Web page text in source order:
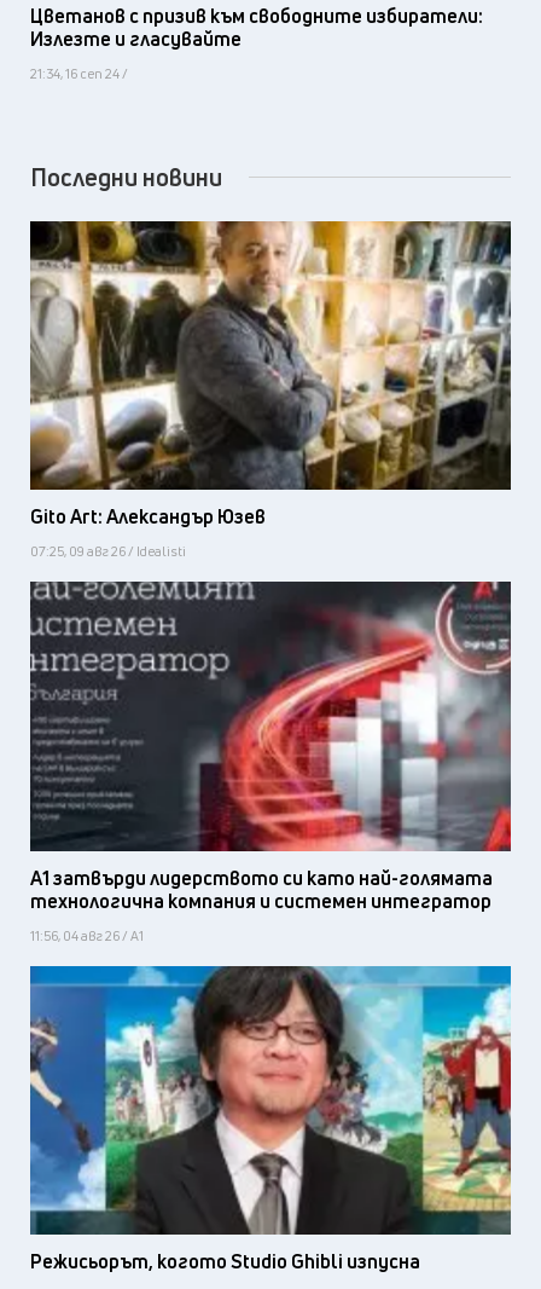
Цветанов с призив към свободните избиратели:
Излезте и гласувайте
21:34, 16 сеп 24 /
Последни новини
Gito Art: Александър Юзев
07:25, 09 авг 26 / Idealisti
А1 затвърди лидерството си като най-голямата
технологична компания и системен интегратор
11:56, 04 авг 26 / А1
Режисьорът, когото Studio Ghibli изпусна